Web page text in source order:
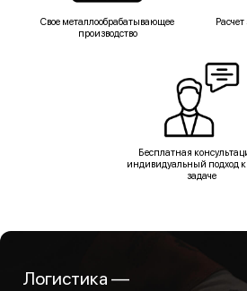
Свое металлообрабатывающее
производство
Бесплатная
индивидуальный подход
задаче
Логистика —